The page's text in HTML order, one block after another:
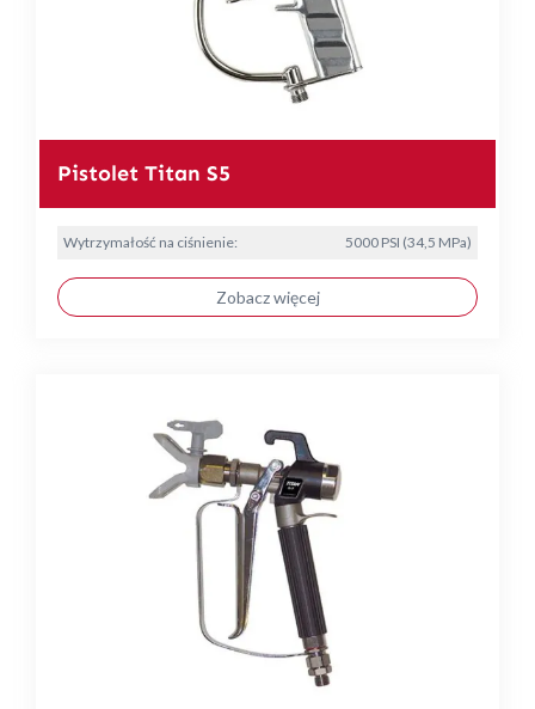
Pistolet Titan S5
Wytrzymałość na ciśnienie: 5000 PSI (34,5 MPa)
Zobacz więcej